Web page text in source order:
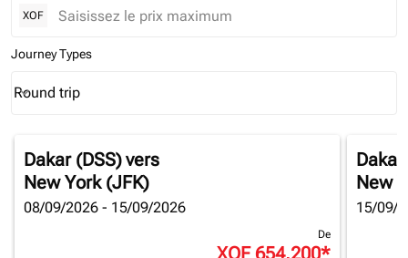
XOF
Journey Types
Journey Types option Round trip Selected
Round trip
keyboard_arrow_down
Dakar (DSS)vers
New York (JFK)
08/09/2026 - 15/09/2026
De
XOF 654,200*
Dakar
New
15/09/